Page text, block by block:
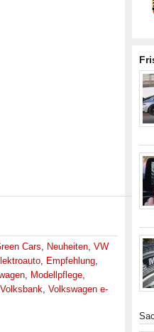
Cars, Neuheiten, VW
, Empfehlung,
, Modellpflege,
Volksbank, Volkswagen e-